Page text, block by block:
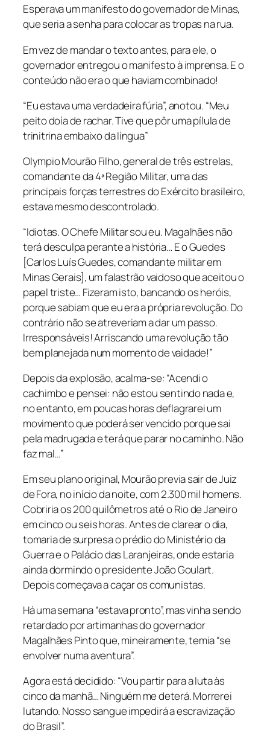
Esperava um manifesto do governador de Minas,
que seria a senha para colocar as tropas na rua.
Em vez de mandar o texto antes, para ele, o
governador entregou o manifesto à imprensa. E o
conteúdo não era o que haviam combinado!
“Eu estava uma verdadeira fúria”, anotou. “Meu
peito doía de rachar. Tive que pôr uma pílula de
trinitrina embaixo da língua”
Olympio Mourão Filho, general de três estrelas,
comandante da 4ª Região Militar, uma das
principais forças terrestres do Exército brasileiro,
estava mesmo descontrolado.
“Idiotas. O Chefe Militar sou eu. Magalhães não
terá desculpa perante a história… E o Guedes
[Carlos Luís Guedes, comandante militar em
Minas Gerais], um falastrão vaidoso que aceitou o
papel triste… Fizeram isto, bancando os heróis,
porque sabiam que eu era a própria revolução. Do
contrário não se atreveriam a dar um passo.
Irresponsáveis! Arriscando uma revolução tão
bem planejada num momento de vaidade!”
Depois da explosão, acalma-se: “Acendi o
cachimbo e pensei: não estou sentindo nada e,
no entanto, em poucas horas deflagrarei um
movimento que poderá ser vencido porque sai
pela madrugada e terá que parar no caminho. Não
faz mal…”
Em seu plano original, Mourão previa sair de Juiz
de Fora, no início da noite, com 2.300 mil homens.
Cobriria os 200 quilômetros até o Rio de Janeiro
em cinco ou seis horas. Antes de clarear o dia,
tomaria de surpresa o prédio do Ministério da
Guerra e o Palácio das Laranjeiras, onde estaria
ainda dormindo o presidente João Goulart.
Depois começava a caçar os comunistas.
Há uma semana “estava pronto”, mas vinha sendo
retardado por artimanhas do governador
Magalhães Pinto que, mineiramente, temia “se
envolver numa aventura”.
Agora está decidido: “Vou partir para a luta às
cinco da manhã… Ninguém me deterá. Morrerei
lutando. Nosso sangue impedirá a escravização
do Brasil”.